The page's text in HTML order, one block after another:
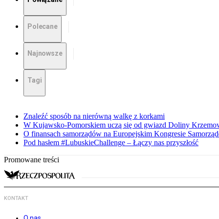
Polecane
Najnowsze
Tagi
Znaleźć sposób na nierówną walkę z korkami
W Kujawsko-Pomorskiem uczą się od gwiazd Doliny
O finansach samorządów na Europejskim Kongresie
Pod hasłem #LubuskieChallenge – Łączy nas przyszłość
Promowane treści
KONTAKT